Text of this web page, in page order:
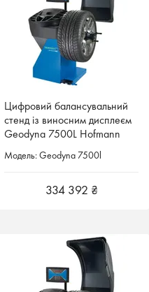
Цифровий балансувальний
стенд із виносним дисплеєм
Geodyna 7500L Hofmann
Модель: Geodyna 7500l
334 392 ₴
Цифровий балансувальний
стенд із виносним дисплеєм
Geodyna 7500L Hofmann
Модель: Geodyna 7500l
334 392 ₴